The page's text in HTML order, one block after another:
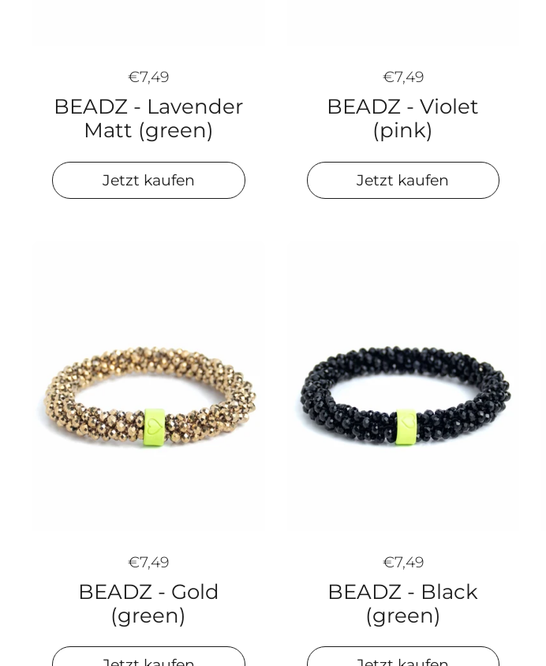
€7,49
BEADZ - Lavender
Matt (green)
Jetzt kaufen
€7,49
BEADZ - Violet
(pink)
Jetzt kaufen
€7,49
BEADZ - Gold
(green)
€7,49
BEADZ - Black
(green)